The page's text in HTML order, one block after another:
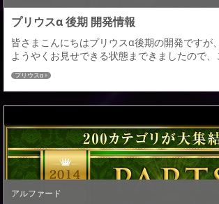
プリウスα 後期 開発情報
皆さまこんにちはプリウスα後期の開発ですが
ようやくお見せできる状態まできましたので
だきます。プリウスα後期のバンパー曲線美を
ルでエレガントに、センター、左右にダクトを
さをプラスし存在感を際立てています。サイ
ーフにつきましては、前期同様のデザインで
（サイドステップ＆リヤハーフにつきまして
プリウスα
アルファード